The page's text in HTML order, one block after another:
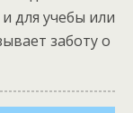
для учебы или
заботу о